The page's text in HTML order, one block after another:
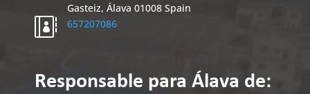
Gasteiz, Álava 01008 Spain
 657207086
Responsable para Álava de: